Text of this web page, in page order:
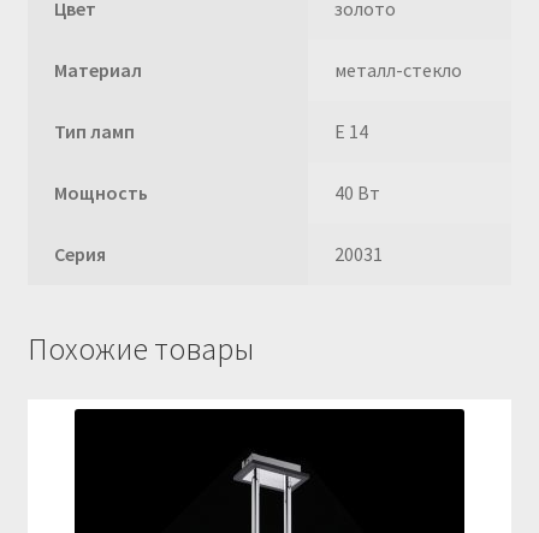
Цвет золото
Материал металл-стекло
Тип ламп E 14
Мощность 40 Вт
Серия 20031
Похожие товары